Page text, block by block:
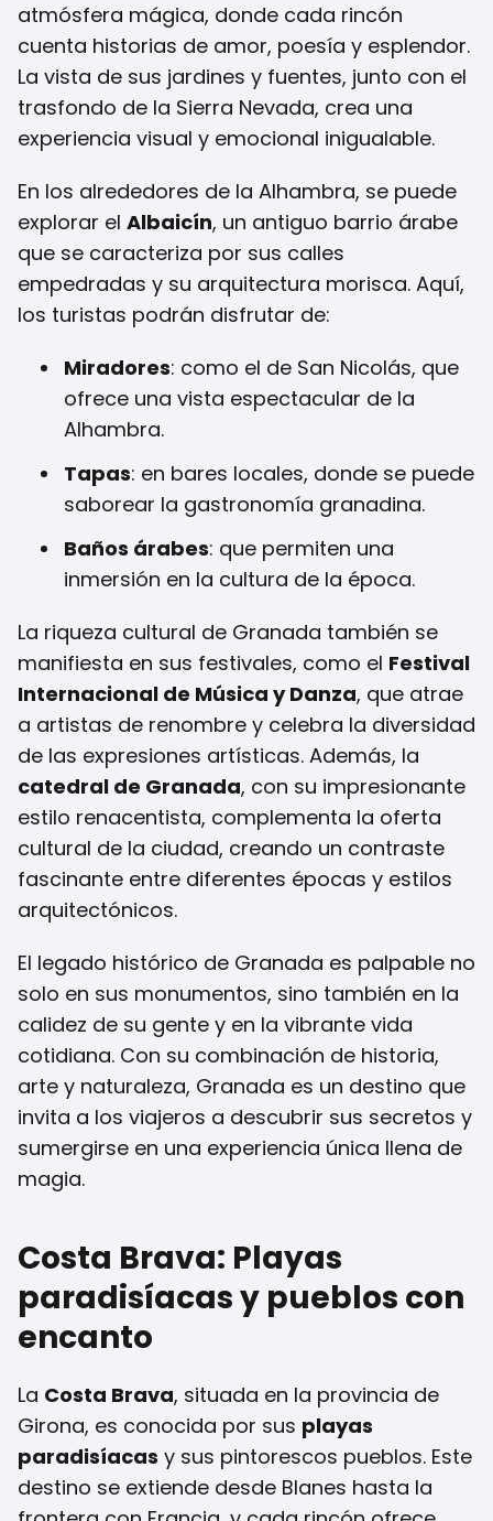
atmósfera mágica, donde cada rincón
cuenta historias de amor, poesía y esplendor.
La vista de sus jardines y fuentes, junto con el
trasfondo de la Sierra Nevada, crea una
experiencia visual y emocional inigualable.
En los alrededores de la Alhambra, se puede
explorar el Albaicín, un antiguo barrio árabe
que se caracteriza por sus calles
empedradas y su arquitectura morisca. Aquí,
los turistas podrán disfrutar de:
Miradores: como el de San Nicolás, que
ofrece una vista espectacular de la
Alhambra.
Tapas: en bares locales, donde se puede
saborear la gastronomía granadina.
Baños árabes: que permiten una
inmersión en la cultura de la época.
La riqueza cultural de Granada también se
manifiesta en sus festivales, como el Festival
Internacional de Música y Danza, que atrae
a artistas de renombre y celebra la diversidad
de las expresiones artísticas. Además, la
catedral de Granada, con su impresionante
estilo renacentista, complementa la oferta
cultural de la ciudad, creando un contraste
fascinante entre diferentes épocas y estilos
arquitectónicos.
El legado histórico de Granada es palpable no
solo en sus monumentos, sino también en la
calidez de su gente y en la vibrante vida
cotidiana. Con su combinación de historia,
arte y naturaleza, Granada es un destino que
invita a los viajeros a descubrir sus secretos y
sumergirse en una experiencia única llena de
magia.
Costa Brava: Playas
paradisíacas y pueblos con
encanto
La Costa Brava, situada en la provincia de
Girona, es conocida por sus playas
paradisíacas y sus pintorescos pueblos. Este
destino se extiende desde Blanes hasta la